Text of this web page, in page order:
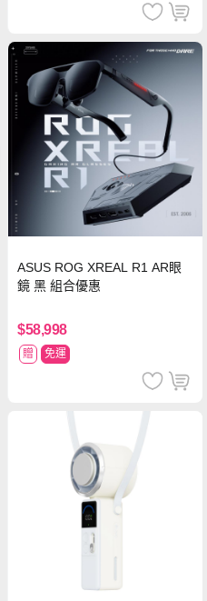
ASUS ROG XREAL R1 AR眼
鏡 黑 組合優惠
$58,998
贈 免運